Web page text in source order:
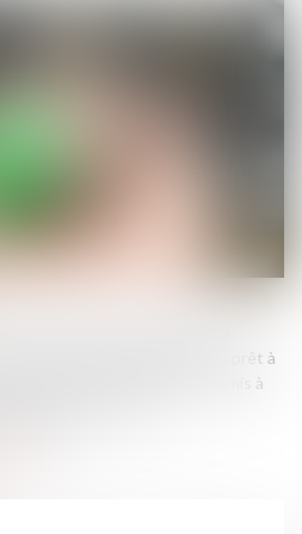
7 et R. 31-10-6 du code de la
prévoient que le maintien du prêt à
du bien acheté est soumis à
entraîne le
dû...